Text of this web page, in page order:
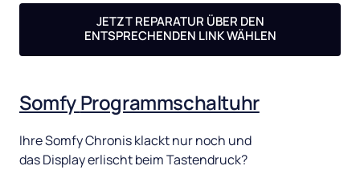
JETZT REPARATUR ÜBER DEN
ENTSPRECHENDEN LINK WÄHLEN
Somfy Programmschaltuhr
Ihre Somfy Chronis klackt nur noch und
das Display erlischt beim Tastendruck?